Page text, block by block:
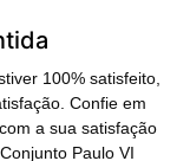
100% satisfeito,
Confie em
a sua satisfação
Paulo VI